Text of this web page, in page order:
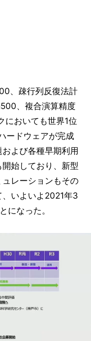
、疎行列反復法計
、複合演算精度
においても世界1位
ードウェアが完成
よび各種早期利用
始しており、新型
レーションもその
いよいよ2021年3
になった。